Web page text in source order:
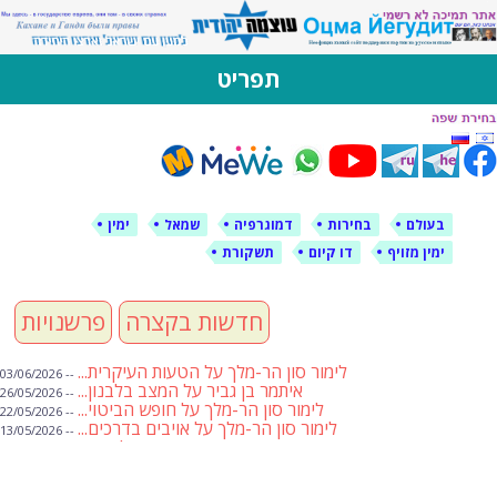
לימין עוצמה יהודית
אתר תמיכה ברוסית ובעברית
תפריט
דילוג
לתוכן
בעולם בחירות דמוגרפיה שמאל
ימין
ימין מזויף
דו קיום תשקורת
פרשנויות חדשות בקצרה
לימור סון הר-מלך על הטעות העיקרית... -- 03/06/2026
איתמר בן גביר על המצב בלבנון... -- 26/05/2026
לימור סון הר-מלך על חופש הביטוי... -- 22/05/2026
לימור סון הר-מלך על אויבים בדרכים... -- 13/05/2026
שבועת אמונים לדעאש